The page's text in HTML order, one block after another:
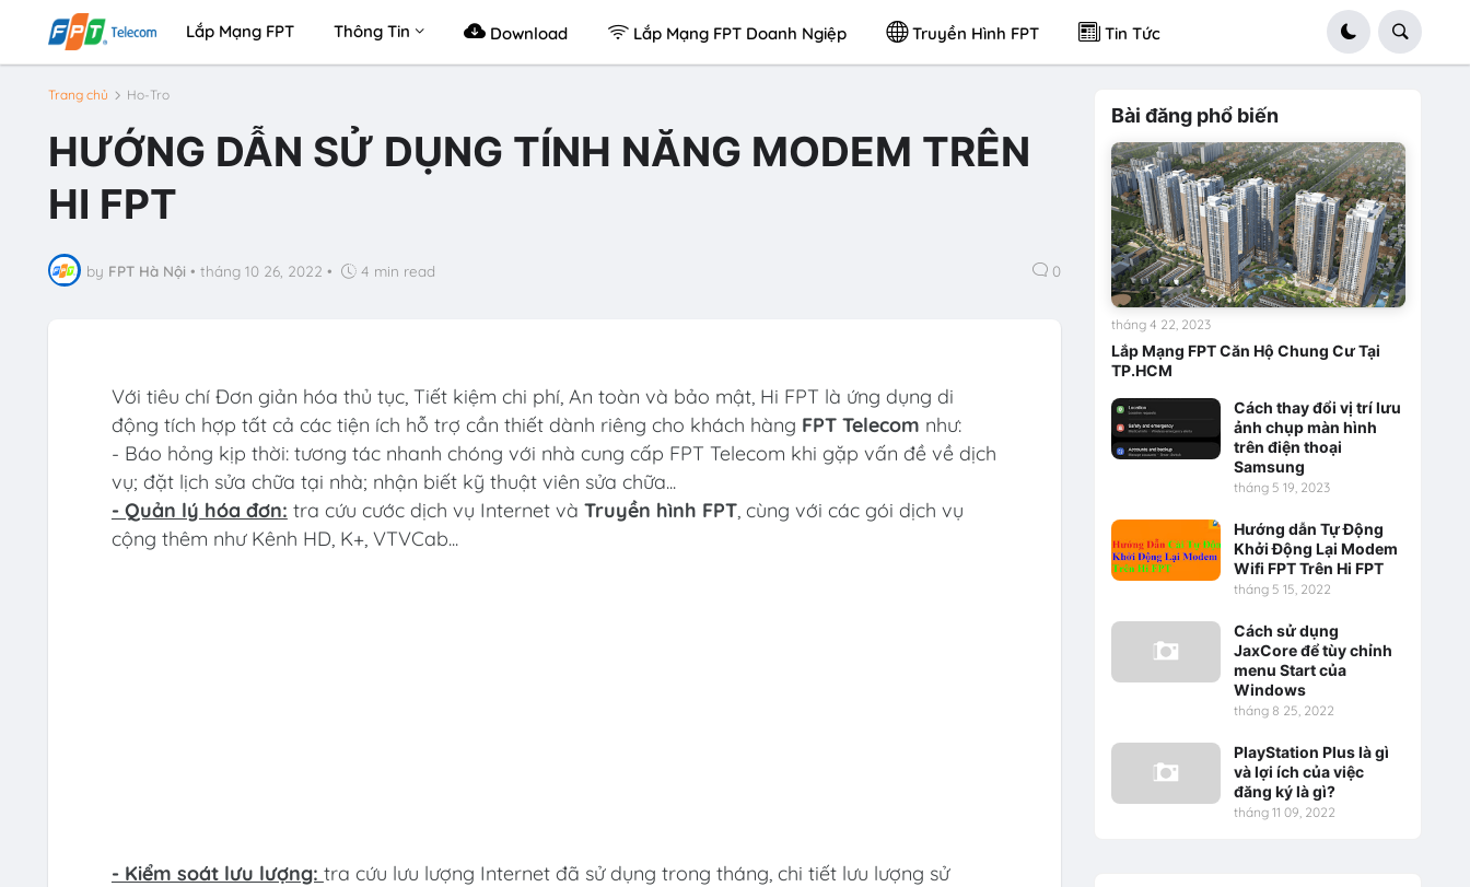
Lắp Mạng FPT Thông Tin Download Lắp Mạng FPT Doanh Ngiệp Truyền Hình FPT Tin Tức
Trang chủ Ho-Tro
HƯỚNG DẪN SỬ DỤNG TÍNH NĂNG MODEM TRÊN
HI FPT
by FPT Hà Nội • tháng 10 26, 2022 • 4 min read 0
Với tiêu chí Đơn giản hóa thủ tục, Tiết kiệm chi phí, An toàn và bảo mật, Hi FPT là ứng dụng di
động tích hợp tất cả các tiện ích hỗ trợ cần thiết dành riêng cho khách hàng FPT Telecom như:
- Báo hỏng kịp thời: tương tác nhanh chóng với nhà cung cấp FPT Telecom khi gặp vấn đề về dịch
vụ; đặt lịch sửa chữa tại nhà; nhận biết kỹ thuật viên sửa chữa...
- Quản lý hóa đơn: tra cứu cước dịch vụ Internet và Truyền hình FPT, cùng với các gói dịch vụ
cộng thêm như Kênh HD, K+, VTVCab...
- Kiểm soát lưu lượng: tra cứu lưu lượng Internet đã sử dụng trong tháng, chi tiết lưu lượng sử
Bài đăng phổ biến
Lắp Mạng FPT Căn Hộ Chung Cư Tại
TP.HCM
tháng 4 22, 2023
Cách thay đổi vị trí lưu
ảnh chụp màn hình
trên điện thoại
Samsung
tháng 5 19, 2023
Hướng dẫn Tự Động
Khởi Động Lại Modem
Wifi FPT Trên Hi FPT
tháng 5 15, 2022
Cách sử dụng
JaxCore để tùy chỉnh
menu Start của
Windows
tháng 8 25, 2022
PlayStation Plus là gì
và lợi ích của việc
đăng ký là gì?
tháng 11 09, 2022